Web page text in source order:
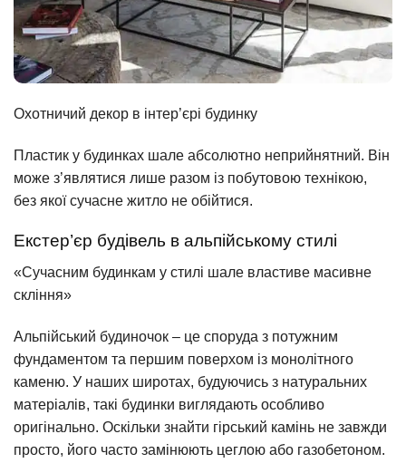
Охотничий декор в інтер’єрі будинку
Пластик у будинках шале абсолютно неприйнятний. Він
може з’являтися лише разом із побутовою технікою,
без якої сучасне житло не обійтися.
Екстер’єр будівель в альпійському стилі
«Сучасним будинкам у стилі шале властиве масивне
скління»
Альпійський будиночок – це споруда з потужним
фундаментом та першим поверхом із монолітного
каменю. У наших широтах, будуючись з натуральних
матеріалів, такі будинки виглядають особливо
оригінально. Оскільки знайти гірський камінь не завжди
просто, його часто замінюють цеглою або газобетоном.